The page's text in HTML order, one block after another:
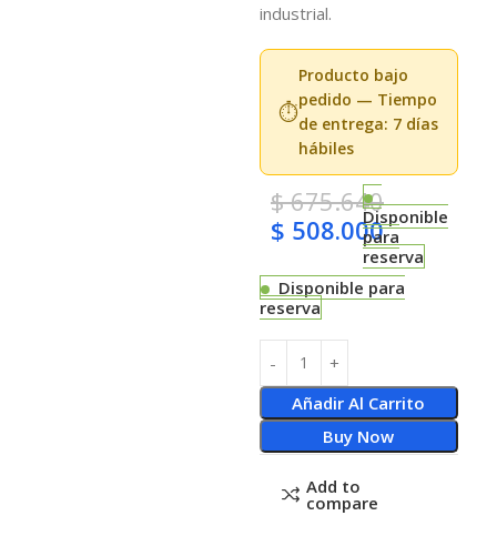
industrial.
⏱️
Producto bajo
pedido — Tiempo
de entrega: 7 días
hábiles
$675.640
$ 508.000Disponible
para
reserva
Disponible para
reserva
Añadir Al Carrito
Buy Now
Add to
compare